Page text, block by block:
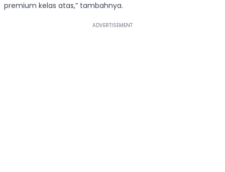
premium kelas atas,” tambahnya.